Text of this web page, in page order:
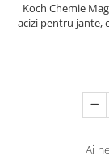
Koch Chemie
acizi pentru jante,
Ai